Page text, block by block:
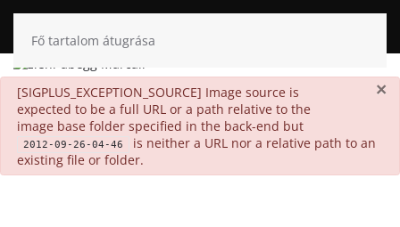
Fő tartalom átugrása
×
danger
[SIGPLUS_EXCEPTION_SOURCE] Image source is
expected to be a full URL or a path relative to the
image base folder specified in the back-end but
2012-09-26-04-46
is neither a URL nor a relative path to an
existing file or folder.